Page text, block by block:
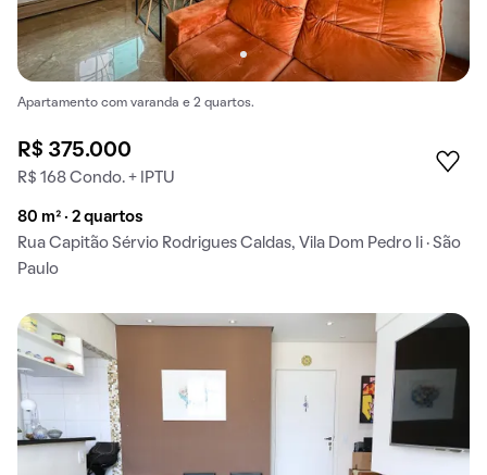
Apartamento com varanda e 2 quartos.
R$ 375.000
R$ 168 Condo. + IPTU
80 m² · 2 quartos
Rua Capitão Sérvio Rodrigues Caldas, Vila Dom Pedro Ii · São
Paulo